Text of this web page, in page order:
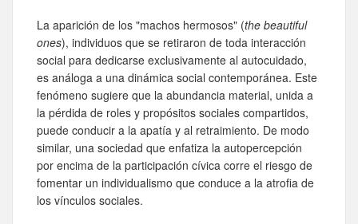
La aparición de los "machos hermosos" (the beautiful
ones), individuos que se retiraron de toda interacción
social para dedicarse exclusivamente al autocuidado,
es análoga a una dinámica social contemporánea. Este
fenómeno sugiere que la abundancia material, unida a
la pérdida de roles y propósitos sociales compartidos,
puede conducir a la apatía y al retraimiento. De modo
similar, una sociedad que enfatiza la autopercepción
por encima de la participación cívica corre el riesgo de
fomentar un individualismo que conduce a la atrofia de
los vínculos sociales.